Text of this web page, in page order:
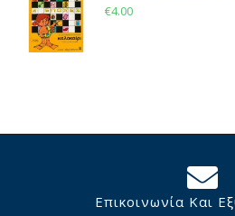
€4.00
Επικοινωνία Και